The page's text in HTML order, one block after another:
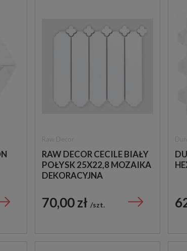
RAW DECOR CECILE BIAŁY
POŁYSK 25X22,8 MOZAIKA
DEKORACYJNA
70,00 zł szt.